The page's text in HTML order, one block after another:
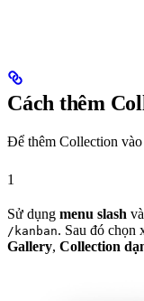
Cách thêm
Để thêm Collection vào
1
Sử dụng menu slash
/kanban. Sau đó chọn
Gallery, Collection